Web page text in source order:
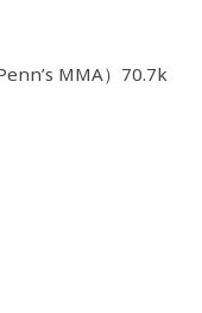
MMA）70.7k